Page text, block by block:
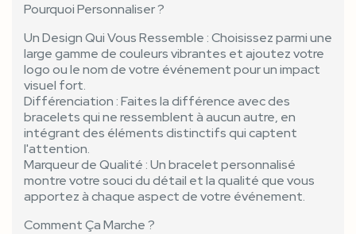
Pourquoi Personnaliser ?
Un Design Qui Vous Ressemble : Choisissez parmi une
large gamme de couleurs vibrantes et ajoutez votre
logo ou le nom de votre événement pour un impact
visuel fort.
Différenciation : Faites la différence avec des
bracelets qui ne ressemblent à aucun autre, en
intégrant des éléments distinctifs qui captent
l'attention.
Marqueur de Qualité : Un bracelet personnalisé
montre votre souci du détail et la qualité que vous
apportez à chaque aspect de votre événement.
Comment Ça Marche ?